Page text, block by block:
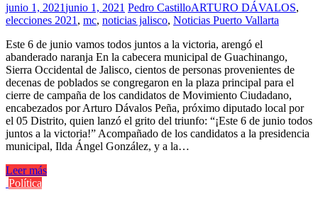
junio 1, 2021junio 1, 2021 Pedro CastilloARTURO DÁVALOS,
elecciones 2021 , mc, noticias jalisco, Noticias Puerto Vallarta
Este 6 de junio vamos todos juntos a la victoria, arengó el
abanderado naranja En la cabecera municipal de Guachinango,
Sierra Occidental de Jalisco, cientos de personas provenientes de
decenas de poblados se congregaron en la plaza principal para el
cierre de campaña de los candidatos de Movimiento Ciudadano,
encabezados por Arturo Dávalos Peña, próximo diputado local por
el 05 Distrito, quien lanzó el grito del triunfo: “¡Este 6 de junio todos
juntos a la victoria!” Acompañado de los candidatos a la presidencia
municipal, Ilda Ángel González, y a la…
Leer más
Política